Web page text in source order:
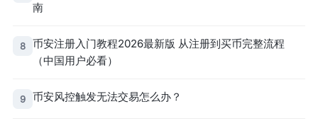
南
8
币安注册入门教程2026最新版 从注册到买币完整流程
（中国用户必看）
9 币安风控触发无法交易怎么办？